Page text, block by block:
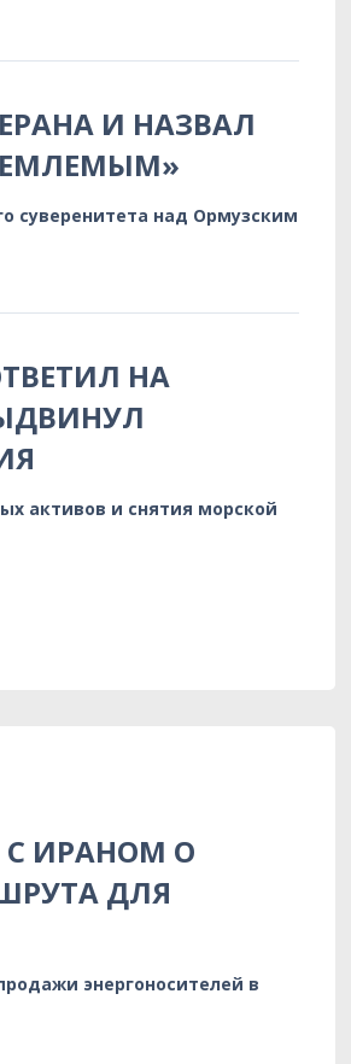
И НАЗВАЛ
суверенитета над Ормузским
НА
активов и снятия морской
С ИРАНОМ О
ДЛЯ
энергоносителей в